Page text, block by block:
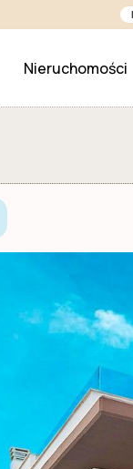
Nieruchomości